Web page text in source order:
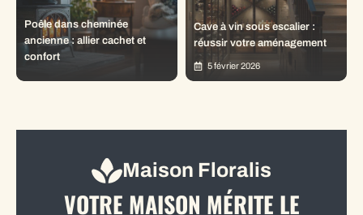
Poêle dans cheminée
ancienne : allier cachet et
confort
Cave à vin sous escalier :
réussir votre aménagement
5 février 2026
Maison Floralis
VOTRE MAISON MÉRITE LE